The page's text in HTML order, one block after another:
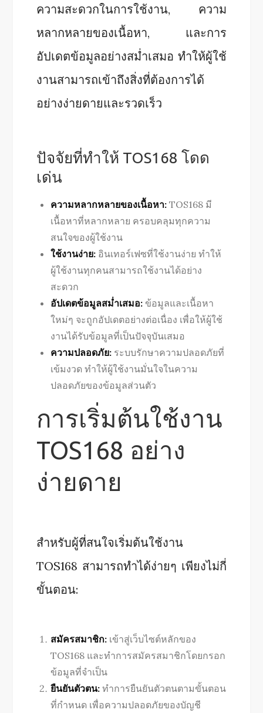
ความสะดวกในการใช้งาน, ความ
หลากหลายของเนื้อหา, และการ
อัปเดตข้อมูลอย่างสม่ำเสมอ ทำให้ผู้ใช้
งานสามารถเข้าถึงสิ่งที่ต้องการได้
อย่างง่ายดายและรวดเร็ว
ปัจจัยที่ทำให้ TOS168 โดด
เด่น
ความหลากหลายของเนื้อหา: TOS168 มี
เนื้อหาที่หลากหลาย ครอบคลุมทุกความ
สนใจของผู้ใช้งาน
ใช้งานง่าย: อินเทอร์เฟซที่ใช้งานง่าย ทำให้
ผู้ใช้งานทุกคนสามารถใช้งานได้อย่าง
สะดวก
อัปเดตข้อมูลสม่ำเสมอ: ข้อมูลและเนื้อหา
ใหม่ๆ จะถูกอัปเดตอย่างต่อเนื่อง เพื่อให้ผู้ใช้
งานได้รับข้อมูลที่เป็นปัจจุบันเสมอ
ความปลอดภัย: ระบบรักษาความปลอดภัยที่
เข้มงวด ทำให้ผู้ใช้งานมั่นใจในความ
ปลอดภัยของข้อมูลส่วนตัว
การเริ่มต้นใช้งาน
TOS168 อย่าง
ง่ายดาย
สำหรับผู้ที่สนใจเริ่มต้นใช้งาน
TOS168 สามารถทำได้ง่ายๆ เพียงไม่กี่
ขั้นตอน:
สมัครสมาชิก: เข้าสู่เว็บไซต์หลักของ
TOS168 และทำการสมัครสมาชิกโดยกรอก
ข้อมูลที่จำเป็น
ยืนยันตัวตน: ทำการยืนยันตัวตนตามขั้นตอน
ที่กำหนด เพื่อความปลอดภัยของบัญชี